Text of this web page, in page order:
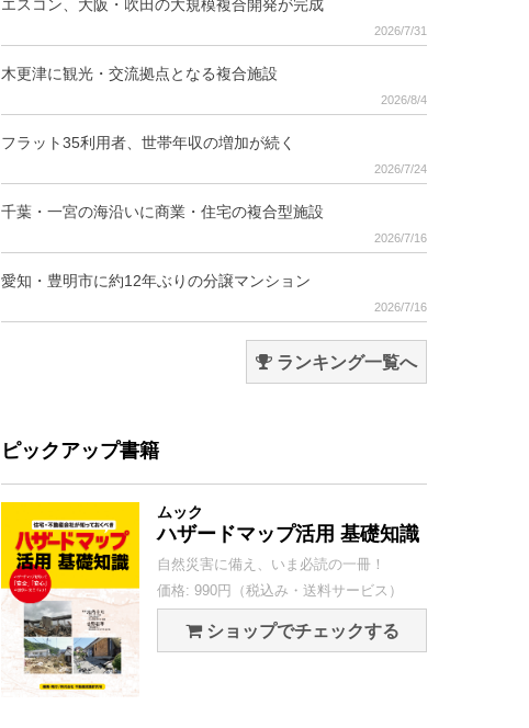
エスコン、大阪・吹田の大規模複合開発が完成
2026/7/31
木更津に観光・交流拠点となる複合施設
2026/8/4
フラット35利用者、世帯年収の増加が続く
2026/7/24
千葉・一宮の海沿いに商業・住宅の複合型施設
2026/7/16
愛知・豊明市に約12年ぶりの分譲マンション
2026/7/16
ランキング一覧へ
ピックアップ書籍
ムック
ハザードマップ活用 基礎知識
自然災害に備え、いま必読の一冊！
価格: 990円（税込み・送料サービス）
ショップでチェックする